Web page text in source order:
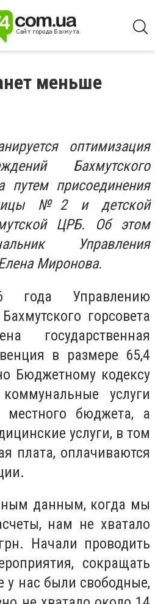
меньше
оптимизация
Бахмутского
путем присоединения
№2 и детской
ЦРБ. Об этом
Управления
Миронова.
Управлению
горсовета
государственная
в размере 65,4
Бюджетному кодексу
услуги
местного бюджета, а
услуги, в том
плата, оплачиваются
данным, когда мы
нам не хватало
Начали проводить
сокращать
у нас были свободные,